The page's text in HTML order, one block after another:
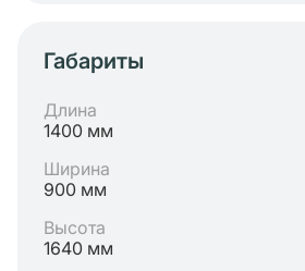
Габариты
Длина
1400 мм
Ширина
900 мм
Высота
1640 мм